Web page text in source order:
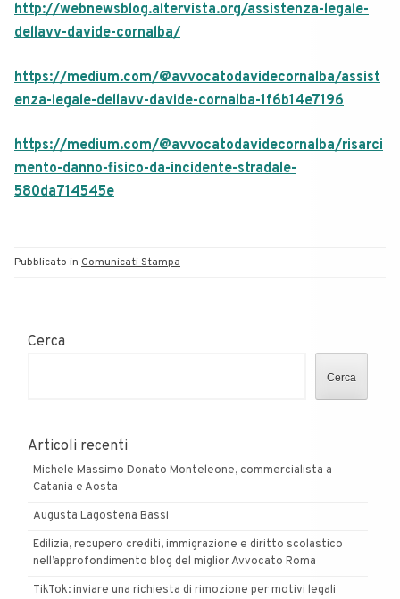
http://webnewsblog.altervista.org/assistenza-legale-
dellavv-davide-cornalba/
https://medium.com/@avvocatodavidecornalba/assist
enza-legale-dellavv-davide-cornalba-1f6b14e7196
https://medium.com/@avvocatodavidecornalba/risarci
mento-danno-fisico-da-incidente-stradale-
580da714545e
Pubblicato in Comunicati Stampa
Cerca
Cerca
Articoli recenti
Michele Massimo Donato Monteleone, commercialista a
Catania e Aosta
Augusta Lagostena Bassi
Edilizia, recupero crediti, immigrazione e diritto scolastico
nell’approfondimento blog del miglior Avvocato Roma
TikTok: inviare una richiesta di rimozione per motivi legali